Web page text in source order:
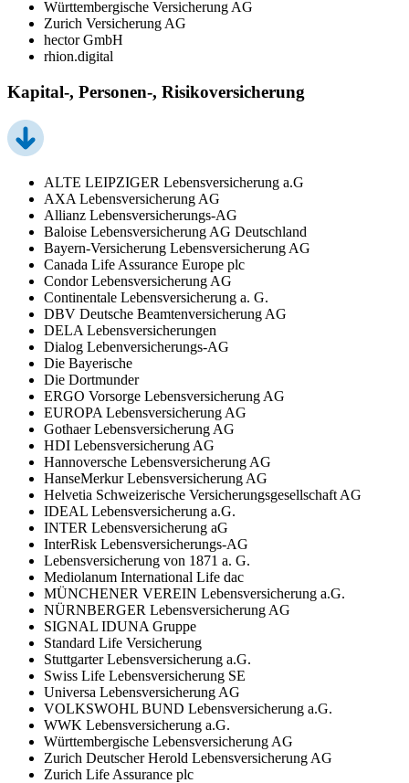
Württembergische Versicherung AG
Zurich Versicherung AG
hector GmbH
rhion.digital
Kapital-, Personen-, Risikoversicherung
ALTE LEIPZIGER Lebensversicherung a.G
AXA Lebensversicherung AG
Allianz Lebensversicherungs-AG
Baloise Lebensversicherung AG Deutschland
Bayern-Versicherung Lebensversicherung AG
Canada Life Assurance Europe plc
Condor Lebensversicherung AG
Continentale Lebensversicherung a. G.
DBV Deutsche Beamtenversicherung AG
DELA Lebensversicherungen
Dialog Lebenversicherungs-AG
Die Bayerische
Die Dortmunder
ERGO Vorsorge Lebensversicherung AG
EUROPA Lebensversicherung AG
Gothaer Lebensversicherung AG
HDI Lebensversicherung AG
Hannoversche Lebensversicherung AG
HanseMerkur Lebensversicherung AG
Helvetia Schweizerische Versicherungsgesellschaft AG
IDEAL Lebensversicherung a.G.
INTER Lebensversicherung aG
InterRisk Lebensversicherungs-AG
Lebensversicherung von 1871 a. G.
Mediolanum International Life dac
MÜNCHENER VEREIN Lebensversicherung a.G.
NÜRNBERGER Lebensversicherung AG
SIGNAL IDUNA Gruppe
Standard Life Versicherung
Stuttgarter Lebensversicherung a.G.
Swiss Life Lebensversicherung SE
Universa Lebensversicherung AG
VOLKSWOHL BUND Lebensversicherung a.G.
WWK Lebensversicherung a.G.
Württembergische Lebensversicherung AG
Zurich Deutscher Herold Lebensversicherung AG
Zurich Life Assurance plc